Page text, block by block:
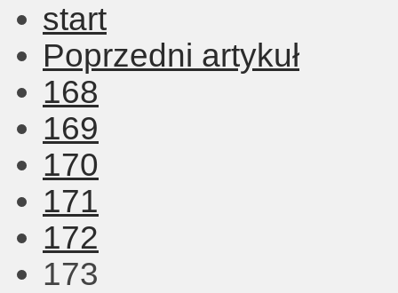
start
Poprzedni artykuł
168
169
170
171
172
173